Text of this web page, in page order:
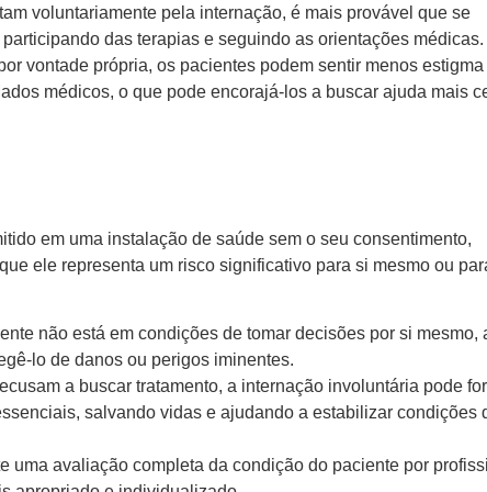
voluntariamente pela internação, é mais provável que se
das terapias e seguindo as orientações médicas.
vontade própria, os pacientes podem sentir menos estigma
médicos, o que pode encorajá-los a buscar ajuda mais
em uma instalação de saúde sem o seu consentimento,
ele representa um risco significativo para si mesmo ou
não está em condições de tomar decisões por si mesmo,
lo de danos ou perigos iminentes.
a buscar tratamento, a internação involuntária pode
salvando vidas e ajudando a estabilizar condições
uma avaliação completa da condição do paciente por